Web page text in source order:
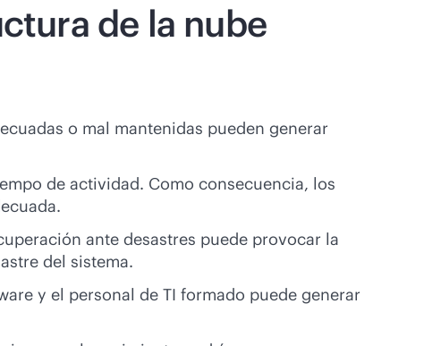
de la nube
o mal mantenidas pueden generar
de actividad. Como consecuencia, los
ante desastres puede provocar la
del sistema.
y el personal de TI formado puede generar